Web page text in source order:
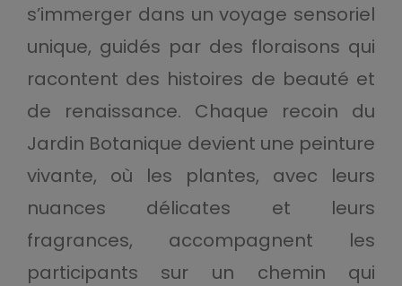
s’immerger dans un voyage sensoriel
unique, guidés par des floraisons qui
racontent des histoires de beauté et
de renaissance. Chaque recoin du
Jardin Botanique devient une peinture
vivante, où les plantes, avec leurs
nuances délicates et leurs
fragrances, accompagnent les
participants sur un chemin qui